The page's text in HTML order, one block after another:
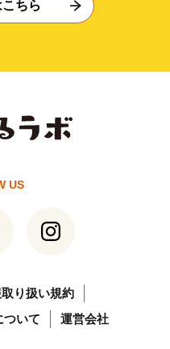
ちら
US
り扱い規約
ついて
運営会社